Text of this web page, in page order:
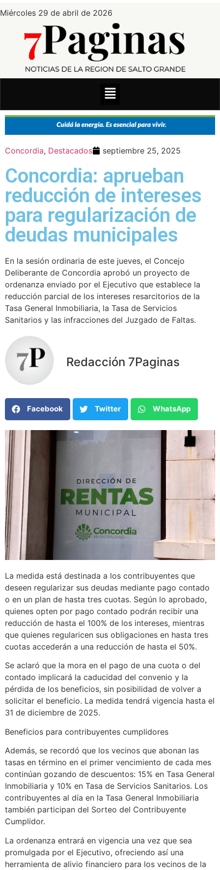
Miércoles 29 de abril de 2026
Concordia, Destacados septiembre 25, 2025
Concordia: aprueban
reducción de intereses
para regularización de
deudas municipales
En la sesión ordinaria de este jueves, el Concejo
Deliberante de Concordia aprobó un proyecto de
ordenanza enviado por el Ejecutivo que establece la
reducción parcial de los intereses resarcitorios de la
Tasa General Inmobiliaria, la Tasa de Servicios
Sanitarios y las infracciones del Juzgado de Faltas.
Redacción 7Paginas
Facebook Twitter WhatsApp
La medida está destinada a los contribuyentes que
deseen regularizar sus deudas mediante pago contado
o en un plan de hasta tres cuotas. Según lo aprobado,
quienes opten por pago contado podrán recibir una
reducción de hasta el 100% de los intereses, mientras
que quienes regularicen sus obligaciones en hasta tres
cuotas accederán a una reducción de hasta el 50%.
Se aclaró que la mora en el pago de una cuota o del
contado implicará la caducidad del convenio y la
pérdida de los beneficios, sin posibilidad de volver a
solicitar el beneficio. La medida tendrá vigencia hasta el
31 de diciembre de 2025.
Beneficios para contribuyentes cumplidores
Además, se recordó que los vecinos que abonan las
tasas en término en el primer vencimiento de cada mes
continúan gozando de descuentos: 15% en Tasa General
Inmobiliaria y 10% en Tasa de Servicios Sanitarios. Los
contribuyentes al día en la Tasa General Inmobiliaria
también participan del Sorteo del Contribuyente
Cumplidor.
La ordenanza entrará en vigencia una vez que sea
promulgada por el Ejecutivo, ofreciendo así una
herramienta de alivio financiero para los vecinos de la